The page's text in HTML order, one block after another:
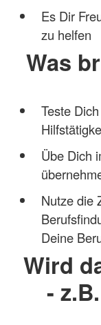
Es Dir
zu helfen
Was
Teste
Übe Dich
Nutze die
Deine
Wird
-